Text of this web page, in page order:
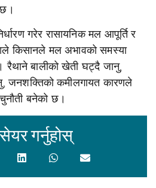
गरेर रासायनिक मल आपूर्ति र
किसानले मल अभावको समस्या
बालीको खेती घट्दै जानु,
जनशक्तिको कमीलगायत कारणले
बनेको छ।
गर्नुहोस्